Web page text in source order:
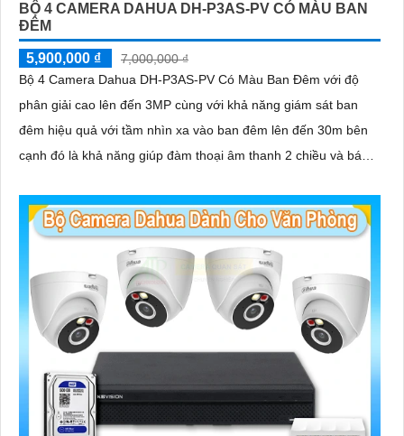
BỘ 4 CAMERA DAHUA DH-P3AS-PV CÓ MÀU BAN
ĐÊM
5,900,000 ₫
7,000,000 ₫
Bộ 4 Camera Dahua DH-P3AS-PV Có Màu Ban Đêm với độ
phân giải cao lên đến 3MP cùng với khả năng giám sát ban
đêm hiệu quả với tầm nhìn xa vào ban đêm lên đến 30m bên
cạnh đó là khả năng giúp đàm thoại âm thanh 2 chiều và báo